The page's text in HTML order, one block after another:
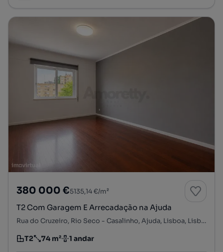
380 000 €5135,14 €/m²
T2 Com Garagem E Arrecadação na Ajuda
Rua do Cruzeiro, Rio Seco - Casalinho, Ajuda, Lisboa, Lisboa
Tipologia
T2
Preço por metro quadrado
74 m²
Andar 1 andar